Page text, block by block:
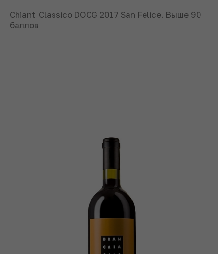
Chianti Classico DOCG 2017 San Felice. Выше 90
баллов